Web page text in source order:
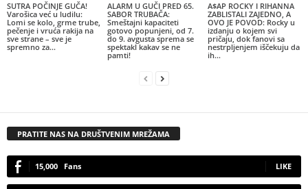
SUTRA POČINJE GUČA!
Varošica već u ludilu:
Lomi se kolo, grme trube,
pečenje i vruća rakija na
sve strane – sve je
spremno za...
ALARM U GUČI PRED 65.
SABOR TRUBAČA:
Smeštajni kapaciteti
gotovo popunjeni, od 7.
do 9. avgusta sprema se
spektakl kakav se ne
pamti!
A$AP ROCKY I RIHANNA
ZABLISTALI ZAJEDNO, A
OVO JE POVOD: Rocky u
izdanju o kojem svi
pričaju, dok fanovi sa
nestrpljenjem iščekuju da
ih...
PRATITE NAS NA DRUŠTVENIM MREŽAMA
15,000 Fans LIKE